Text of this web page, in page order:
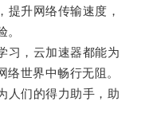
升网络传输速度，
，云加速器都能为
世界中畅行无阻。
们的得力助手，助